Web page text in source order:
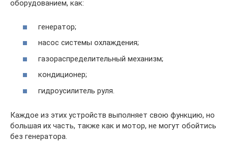
оборудованием, как:
генератор;
насос системы охлаждения;
газораспределительный механизм;
кондиционер;
гидроусилитель руля.
Каждое из этих устройств выполняет свою функцию, но
большая их часть, также как и мотор, не могут обойтись
без генератора.